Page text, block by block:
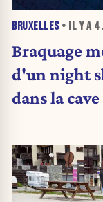
BRUXELLES• IL Y A 4
Braquage
d'un night
dans la cave